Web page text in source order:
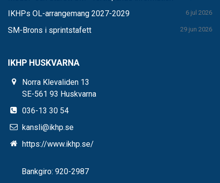
IKHPs OL-arrangemang 2027-2029 6 jul 2026
SM-Brons i sprintstafett 29 jun 2026
IKHP HUSKVARNA
Norra Klevaliden 13
SE-561 93 Huskvarna
036-13 30 54
kansli@ikhp.se
https://www.ikhp.se/
Bankgiro: 920-2987